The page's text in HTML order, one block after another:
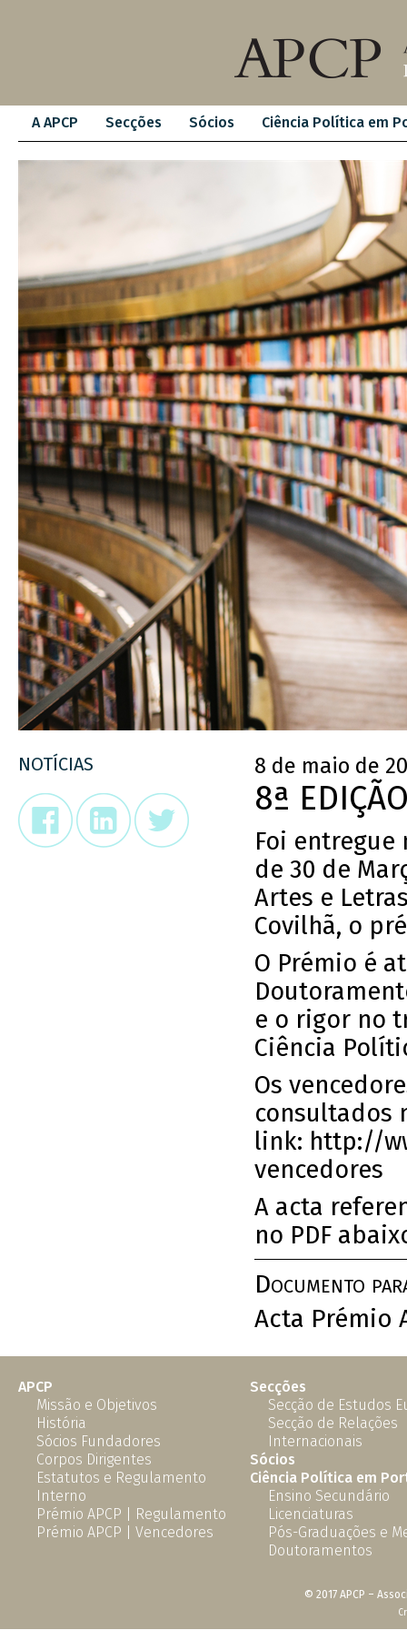
A APCP Secções Sócios Ciência Política em
NOTÍCIAS 8 de maio de
8ª
Foi entregue
de 30 de
Artes e
Covilhã, o
O Prémio é
e o rigor no
Ciência
Os
consultados
link: http://
vencedores
A acta
no PDF
Documento
Acta Prémio
APCP
Missão e Objetivos
História
Sócios Fundadores
Corpos Dirigentes
Estatutos e Regulamento
Interno
Prémio APCP | Regulamento
Prémio APCP | Vencedores
Secções
Secção de Estudos
Secção de Relações
Internacionais
Sócios
Ciência Política em
Ensino Secundário
Licenciaturas
Pós-Graduações e
Doutoramentos
© 2017 APCP –